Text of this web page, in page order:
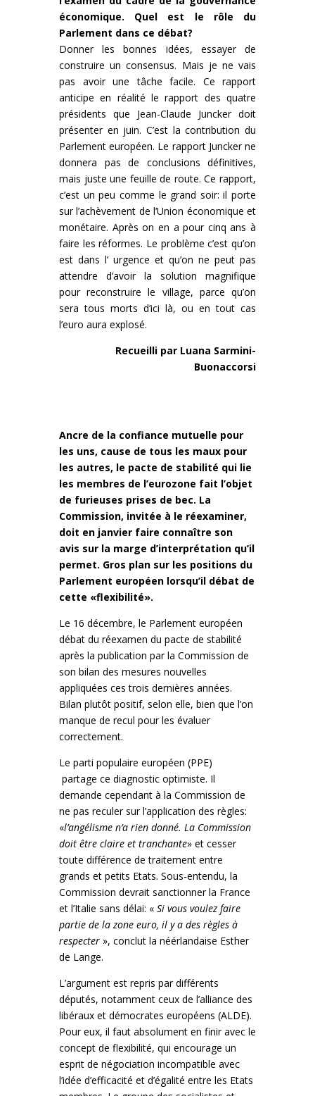
économique. Quel est le rôle du
Parlement dans ce débat?
Donner les bonnes idées, essayer de
construire un consensus. Mais je ne vais
pas avoir une tâche facile. Ce rapport
anticipe en réalité le rapport des quatre
présidents que Jean-Claude Juncker doit
présenter en juin. C’est la contribution du
Parlement européen. Le rapport Juncker ne
donnera pas de conclusions définitives,
mais juste une feuille de route. Ce rapport,
c’est un peu comme le grand soir: il porte
sur l’achèvement de l’Union économique et
monétaire. Après on en a pour cinq ans à
faire les réformes. Le problème c’est qu’on
est dans l’ urgence et qu’on ne peut pas
attendre d’avoir la solution magnifique
pour reconstruire le village, parce qu’on
sera tous morts d’ici là, ou en tout cas
l’euro aura explosé.
Recueilli par Luana Sarmini-
Buonaccorsi
Ancre de la confiance mutuelle pour
les uns, cause de tous les maux pour
les autres, le pacte de stabilité qui lie
les membres de l’eurozone fait l’objet
de furieuses prises de bec. La
Commission, invitée à le réexaminer,
doit en janvier faire connaître son
avis sur la marge d’interprétation qu’il
permet. Gros plan sur les positions du
Parlement européen lorsqu’il débat de
cette «flexibilité».
Le 16 décembre, le Parlement européen
débat du réexamen du pacte de stabilité
après la publication par la Commission de
son bilan des mesures nouvelles
appliquées ces trois dernières années.
Bilan plutôt positif, selon elle, bien que l’on
manque de recul pour les évaluer
correctement.
Le parti populaire européen (PPE)
partage ce diagnostic optimiste. Il
demande cependant à la Commission de
ne pas reculer sur l’application des règles:
«l’angélisme n’a rien donné. La Commission
doit être claire et tranchante» et cesser
toute différence de traitement entre
grands et petits Etats. Sous-entendu, la
Commission devrait sanctionner la France
et l’Italie sans délai: « Si vous voulez faire
partie de la zone euro, il y a des règles à
respecter », conclut la néérlandaise Esther
de Lange.
L’argument est repris par différents
députés, notamment ceux de l’alliance des
libéraux et démocrates européens (ALDE).
Pour eux, il faut absolument en finir avec le
concept de flexibilité, qui encourage un
esprit de négociation incompatible avec
l’idée d’efficacité et d’égalité entre les Etats